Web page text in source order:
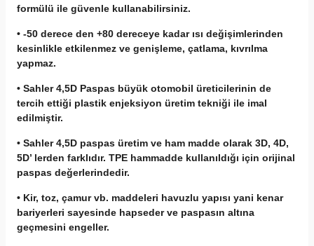
formülü ile güvenle kullanabilirsiniz.
• -50 derece den +80 dereceye kadar ısı değişimlerinden
kesinlikle etkilenmez ve genişleme, çatlama, kıvrılma
yapmaz.
• Sahler 4,5D Paspas büyük otomobil üreticilerinin de
tercih ettiği plastik enjeksiyon üretim tekniği ile imal
edilmiştir.
• Sahler 4,5D paspas üretim ve ham madde olarak 3D, 4D,
5D’ lerden farklıdır. TPE hammadde kullanıldığı için orijinal
paspas değerlerindedir.
• Kir, toz, çamur vb. maddeleri havuzlu yapısı yani kenar
bariyerleri sayesinde hapseder ve paspasın altına
geçmesini engeller.